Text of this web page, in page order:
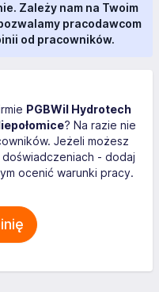
Zależy nam na Twoim
pracodawcom
od pracowników.
PGBWiI Hydrotech
? Na razie nie
Jeżeli możesz
- dodaj
ocenić warunki pracy.